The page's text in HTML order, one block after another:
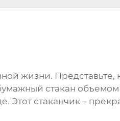
жизни. Представьте,
стакан объемом
стаканчик –